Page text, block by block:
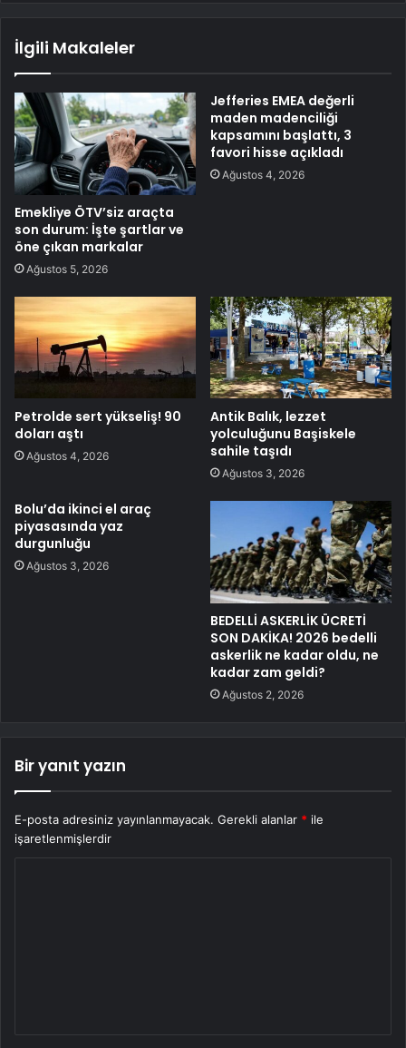
İlgili Makaleler
Emekliye ÖTV’siz araçta
son durum: İşte şartlar ve
öne çıkan markalar
Ağustos 5, 2026
Jefferies EMEA değerli
maden madenciliği
kapsamını başlattı, 3
favori hisse açıkladı
Ağustos 4, 2026
Petrolde sert yükseliş! 90
doları aştı
Ağustos 4, 2026
Antik Balık, lezzet
yolculuğunu Başiskele
sahile taşıdı
Ağustos 3, 2026
Bolu’da ikinci el araç
piyasasında yaz
durgunluğu
Ağustos 3, 2026
BEDELLİ ASKERLİK ÜCRETİ
SON DAKİKA! 2026 bedelli
askerlik ne kadar oldu, ne
kadar zam geldi?
Ağustos 2, 2026
Bir yanıt yazın
E-posta adresiniz yayınlanmayacak. Gerekli alanlar * ile
işaretlenmişlerdir